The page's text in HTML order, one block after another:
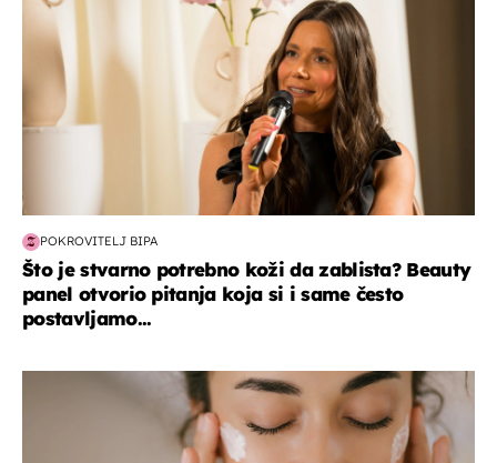
POKROVITELJ BIPA
Što je stvarno potrebno koži da zablista? Beauty
panel otvorio pitanja koja si i same često
postavljamo...
moda & ljepota